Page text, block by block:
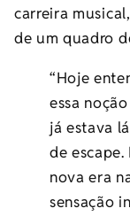
carreira
de um quadro
“Hoje
essa
já estava
de
nova era
sensação